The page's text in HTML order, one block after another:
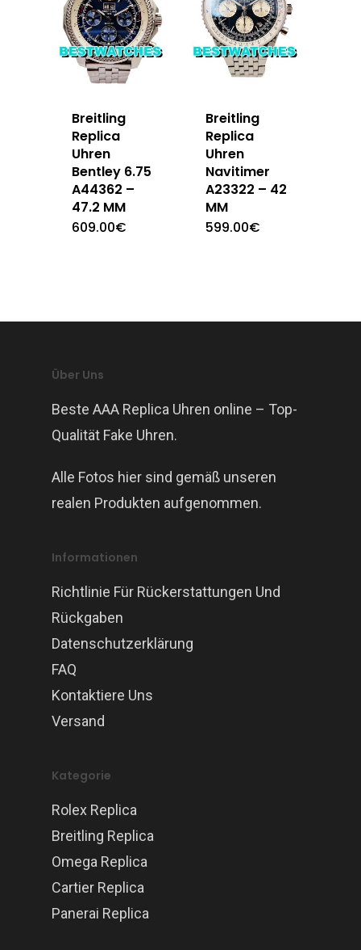
Breitling
Replica
Uhren
Bentley 6.75
A44362 –
47.2 MM
609.00€
Breitling
Replica
Uhren
Navitimer
A23322 – 42
MM
599.00€
Über Uns
Beste AAA Replica Uhren online – Top-
Qualität Fake Uhren.
Alle Fotos hier sind gemäß unseren
realen Produkten aufgenommen.
Informationen
Richtlinie Für Rückerstattungen Und
Rückgaben
Datenschutzerklärung
FAQ
Kontaktiere Uns
Versand
Kategorie
Rolex Replica
Breitling Replica
Omega Replica
Cartier Replica
Panerai Replica